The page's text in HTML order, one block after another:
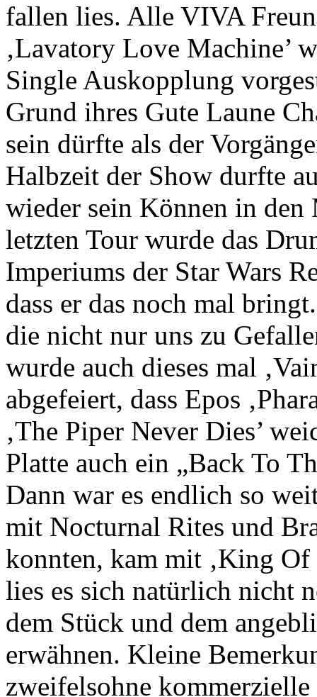
fallen lies. Alle VIVA
‚Lavatory Love Machine’
Single Auskopplung
Grund ihres Gute Laune
sein dürfte als der
Halbzeit der Show durfte
wieder sein Können in
letzten Tour wurde das
Imperiums der Star Wars
dass er das noch mal
die nicht nur uns zu
wurde auch dieses mal
abgefeiert, dass Epos
‚The Piper Never Dies’
Platte auch ein „Back To
Dann war es endlich so
mit Nocturnal Rites und
konnten, kam mit ‚King
lies es sich natürlich nicht
dem Stück und dem
erwähnen. Kleine
zweifelsohne